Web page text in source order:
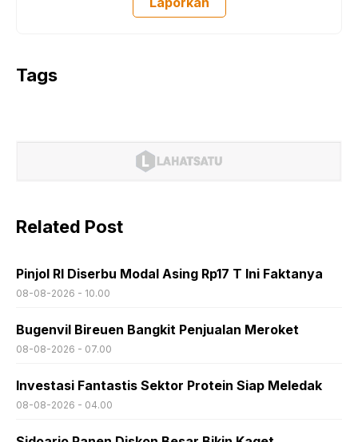
Tags
Related Post
Pinjol RI Diserbu Modal Asing Rp17 T Ini Faktanya
08-08-2026 - 10.00
Bugenvil Bireuen Bangkit Penjualan Meroket
08-08-2026 - 07.00
Investasi Fantastis Sektor Protein Siap Meledak
08-08-2026 - 04.00